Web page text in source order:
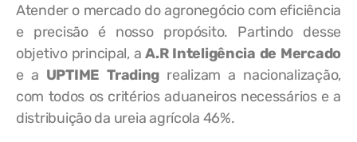
Atender o mercado do agronegócio com eficiência
e precisão é nosso propósito. Partindo desse
objetivo principal, aA.R Inteligência de Mercado
e a UPTIME Trading realizam a nacionalização,
com todos os critérios aduaneiros necessários e a
distribuição da ureia agrícola 46%.